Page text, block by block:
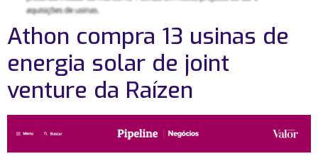
Athon compra 13 usinas de
energia solar de joint
venture da Raízen